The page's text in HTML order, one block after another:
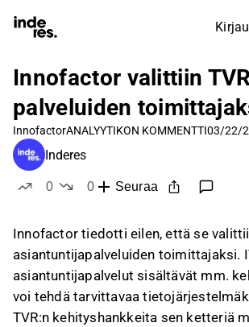
Innofactor valittiin
palveluiden
InnofactorANALYYTIKON KOMMENTTI03/22/
Inderes
0
0
Seuraa
Innofactor tiedotti eilen, että se
asiantuntijapalveluiden toimittajaksi.
asiantuntijapalvelut sisältävät mm.
voi tehdä tarvittavaa
TVR:n kehityshankkeita sen ketteriä